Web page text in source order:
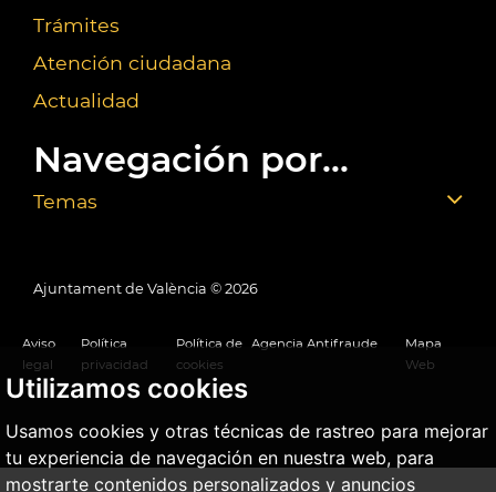
Utilizamos cookies
Usamos cookies y otras técnicas de rastreo para mejorar
tu experiencia de navegación en nuestra web, para
mostrarte contenidos personalizados y anuncios
Trámites
Atención ciudadana
Actualidad
Navegación por...
Temas
Ajuntament de València © 2026
Aviso
legal
Política
privacidad
Política de
cookies
Agencia Antifraude
Mapa
Web